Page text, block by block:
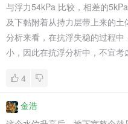
与浮力54kPa 比较，相差的
及下黏附着从持力层带上来的
分析来看，在抗浮失稳的过程中
小，因此在抗浮分析中，不宜考
4
金浩